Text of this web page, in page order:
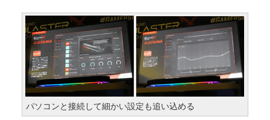
パソコンと接続して細かい設定も追い込める